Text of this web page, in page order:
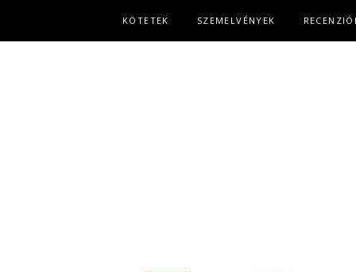
KÖTETEK SZEMELVÉNYEK